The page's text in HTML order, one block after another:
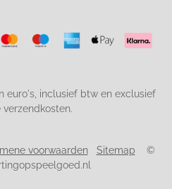
euro's, inclusief btw en exclusief
voorwaarden Sitemap ©